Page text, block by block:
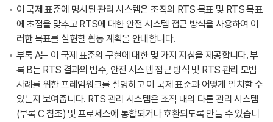
이 국제 표준에 명시된 관리 시스템은 조직의 RTS 목표 및 RTS 목표
에 초점을 맞추고 RTS에 대한 안전 시스템 접근 방식을 사용하여 이
러한 목표를 실현할 활동 계획을 안내합니다.
부록 A는 이 국제 표준의 구현에 대한 몇 가지 지침을 제공합니다. 부
록 B는 RTS 결과의 범주, 안전 시스템 접근 방식 및 RTS 관리 모범
사례를 위한 프레임워크를 설명하고 이 국제 표준과 어떻게 일치할 수
있는지 보여줍니다. RTS 관리 시스템은 조직 내의 다른 관리 시스템
(부록 C 참조) 및 프로세스에 통합되거나 호환되도록 만들 수 있습니